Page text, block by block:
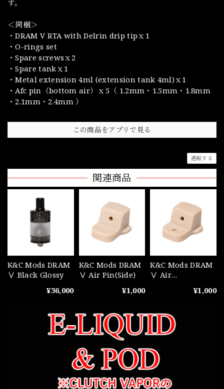
す。
＜同梱＞
・DRAM V RTA with Delrin drip tipｘ1
・O-rings set
・Spare screwsｘ2
・Spare tankｘ1
・Metal extension 4ml (extension tank 4ml)ｘ1
・Afc pin（bottom air）ｘ5（ 1.2mm・1.5mm・1.8mm
・2.1mm・2.4mm ）
この商品をアプリで見る
通報する
関連商品
K&C Mods DRAM
Ⅴ Black Glossy
¥36,000
K&C Mods DRAM
Ⅴ Air Pin(Side)
¥1,000
K&C Mods DRAM
Ⅴ Air
¥1,000